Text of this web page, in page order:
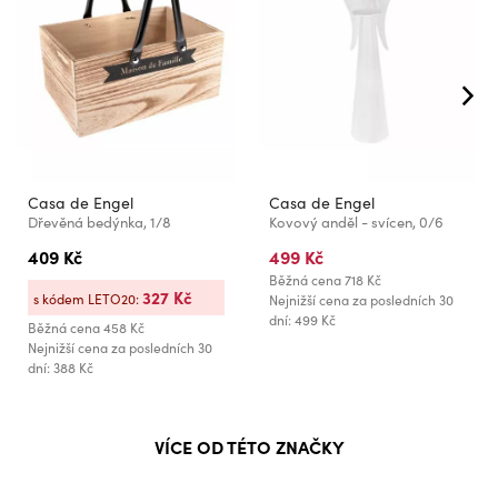
Casa de Engel
Dřevěná bedýnka, 1/8
409 Kč
Běžná cena458 Kč
Nejnižší cena za posledních 30
dní: 388 Kč
s kódem LETO20:327 Kč
Casa de Engel
Kovový anděl - svícen, 0/6
499 Kč
Běžná cena718 Kč
Nejnižší cena za posledních 30
dní: 499 Kč
VÍCE OD TÉTO ZNAČKY